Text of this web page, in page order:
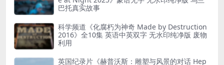
巴托真实故事
科学频道《化腐朽为神奇 Made by Destruction
2016》全10集 英语中英双字 无水印纯净版 废物
利用
英国纪录片《赫普沃斯：雕塑与风景的对话 Hep